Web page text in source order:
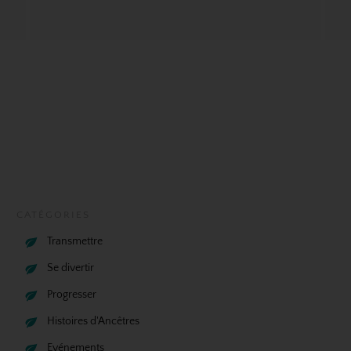
Transmettre
Se divertir
Progresser
Histoires d'Ancêtres
Evénements